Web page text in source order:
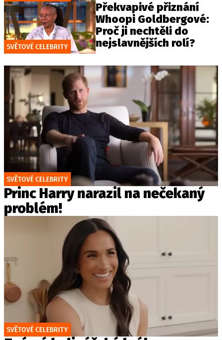
SVĚTOVÉ CELEBRITY
Překvapivé přiznání
Whoopi Goldbergové:
Proč ji nechtěli do
nejslavnějších rolí?
SVĚTOVÉ CELEBRITY
Princ Harry narazil na nečekaný
problém!
SVĚTOVÉ CELEBRITY